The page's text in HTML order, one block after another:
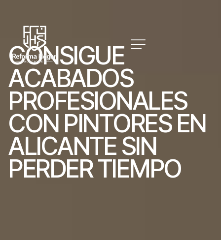
CONSIGUE
ACABADOS
PROFESIONALES
CON PINTORES EN
ALICANTE SIN
PERDERTIEMPO